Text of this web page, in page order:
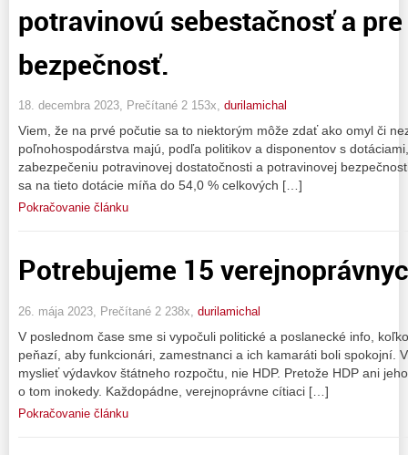
potravinovú sebestačnosť a
bezpečnosť.
18. decembra 2023, Prečítané 2 153x, durilamichal
Viem, že na prvé počutie sa to niektorým môže zdať ako omyl či
poľnohospodárstva majú, podľa politikov a disponentov s
zabezpečeniu potravinovej dostatočnosti a potravinovej
sa na tieto dotácie míňa do 54,0 % celkových […]
Pokračovanie článku
Potrebujeme 15
26. mája 2023, Prečítané 2 238x, durilamichal
V poslednom čase sme si vypočuli politické a poslanecké info,
peňazí, aby funkcionári, zamestnanci a ich kamaráti boli spokojní.
myslieť výdavkov štátneho rozpočtu, nie HDP. Pretože HDP ani
o tom inokedy. Každopádne, verejnoprávne cítiaci […]
Pokračovanie článku